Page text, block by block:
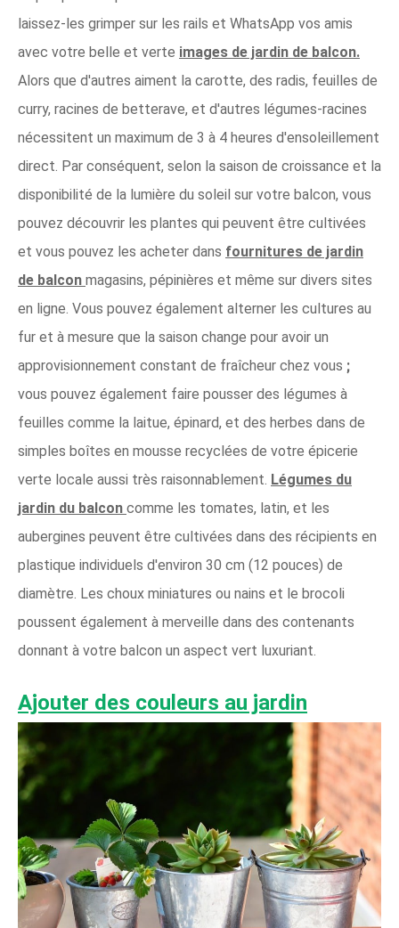
laissez-les grimper sur les rails et WhatsApp vos amis
avec votre belle et verte images de jardin de balcon.
Alors que d'autres aiment la carotte, des radis, feuilles de
curry, racines de betterave, et d'autres légumes-racines
nécessitent un maximum de 3 à 4 heures d'ensoleillement
direct. Par conséquent, selon la saison de croissance et la
disponibilité de la lumière du soleil sur votre balcon, vous
pouvez découvrir les plantes qui peuvent être cultivées
et vous pouvez les acheter dans fournitures de jardin
de balcon magasins, pépinières et même sur divers sites
en ligne. Vous pouvez également alterner les cultures au
fur et à mesure que la saison change pour avoir un
approvisionnement constant de fraîcheur chez vous ;
vous pouvez également faire pousser des légumes à
feuilles comme la laitue, épinard, et des herbes dans de
simples boîtes en mousse recyclées de votre épicerie
verte locale aussi très raisonnablement. Légumes du
jardin du balcon comme les tomates, latin, et les
aubergines peuvent être cultivées dans des récipients en
plastique individuels d'environ 30 cm (12 pouces) de
diamètre. Les choux miniatures ou nains et le brocoli
poussent également à merveille dans des contenants
donnant à votre balcon un aspect vert luxuriant.
Ajouter des couleurs au jardin